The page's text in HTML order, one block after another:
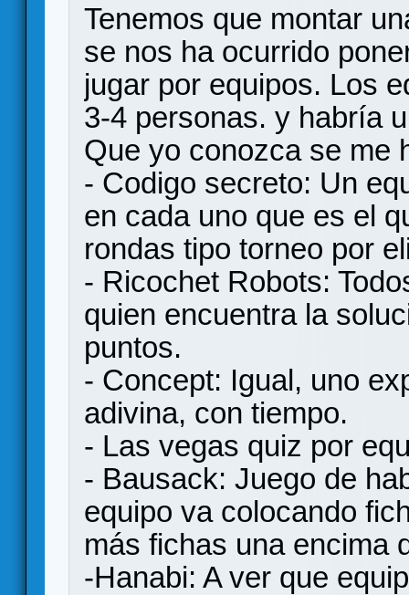
Tenemos que montar
se nos ha ocurrido
jugar por equipos. Los
3-4 personas. y habría
Que yo conozca se me
- Codigo secreto: Un
en cada uno que es el
rondas tipo torneo por
- Ricochet Robots:
quien encuentra la
puntos.
- Concept: Igual, uno
adivina, con tiempo.
- Las vegas quiz por
- Bausack: Juego de
equipo va colocando
más fichas una encima
-Hanabi: A ver que